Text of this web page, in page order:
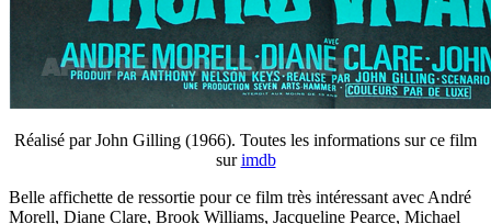
Réalisé par John Gilling (1966). Toutes les informations sur ce film
surimdb
Belle affichette de ressortie pour ce film très intéressant avec André
Morell, Diane Clare, Brook Williams, Jacqueline Pearce, Michael